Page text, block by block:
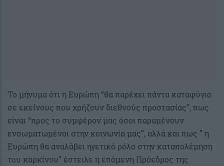
To μήνυμα ότι η Ευρώπη “θα παρέχει πάντα καταφύγιο
σε εκείνους που χρήζουν διεθνούς προστασίας”, πως
είναι “προς το συμφέρον μας όσοι παραμένουν
ενσωματωμένοι στην κοινωνία μας”, αλλά και πως ” η
Ευρώπη θα αναλάβει ηγετικό ρόλο στην καταπολέμηση
του καρκίνου” έστειλε η επόμενη Πρόεδρος της